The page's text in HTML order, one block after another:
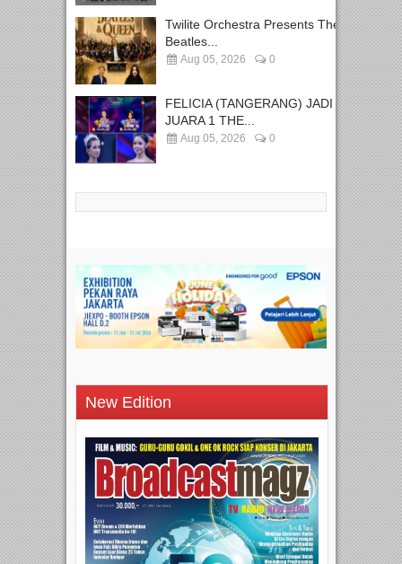
Twilite Orchestra Presents The
Beatles...
Aug 05, 2026 0
FELICIA (TANGERANG) JADI
JUARA 1 THE...
Aug 05, 2026 0
New Edition